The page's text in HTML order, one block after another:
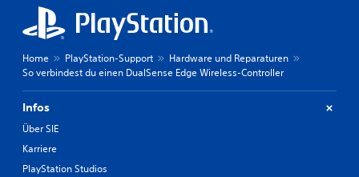
Home PlayStation-Support
Hardware und Reparaturen
So verbindest du einen DualSense Edge Wireless-Controller
Infos
Über SIE
Karriere
PlayStation Studios